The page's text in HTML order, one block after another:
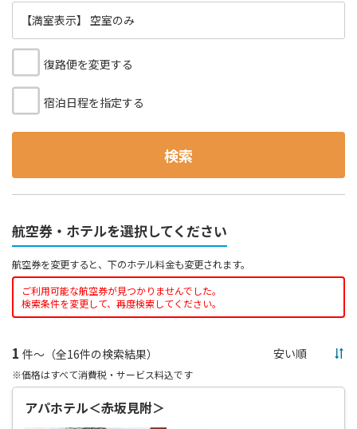
【満室表示】 空室のみ
復路便を変更する
宿泊日程を指定する
検索
航空券・ホテルを選択してください
航空券を変更すると、下のホテル料金も変更されます。
ご利用可能な航空券が見つかりませんでした。
検索条件を変更して、再度検索してください。
1 件～（全16件の検索結果）
※価格はすべて消費税・サービス料込です
アパホテル＜赤坂見附＞